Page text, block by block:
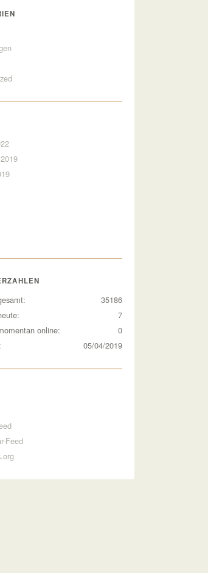
35186
7
0
online:
05/04/2019
Feed